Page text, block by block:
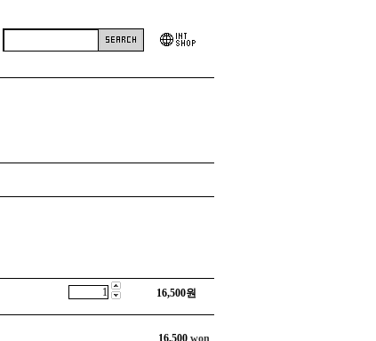
16,500원
16,500 won